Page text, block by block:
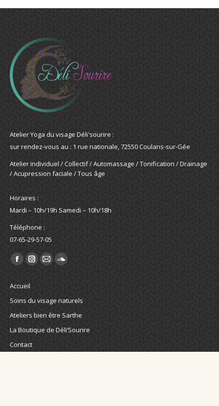
Atelier Yoga du visage Déli'sourire :
sur rendez-vous au : 1 rue nationale, 72550 Coulans-sur-Gée
Atelier individuel / Collectif / Automassage / Tonification / Drainage
/ Acupression faciale / Tous âge
Horaires :
Mardi – 10h/19h Samedi – 10h/18h
Téléphone :
07-65-29-57-05
Trouvez nous sur :
La
Facebook
s'ouvre
dans
une
nouvelle
fenêtre
La
s'ouvre
dans
une
nouvelle
fenêtre
La
mail
s'ouvre
dans
nouvelle
La
s'ouvre
dans
une
fenêtre
Accueil
Soins du visage naturels
Ateliers bien être Sarthe
La Boutique de Déli’Sourire
Contact